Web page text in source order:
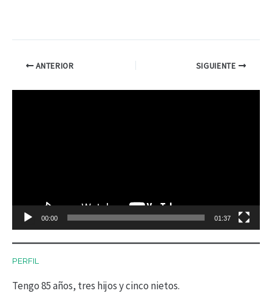
ANTERIOR SIGUIENTE
d
c
t
o
00:00 01:37
PERFIL
Tengo 85 años, tres hijos y cinco nietos.